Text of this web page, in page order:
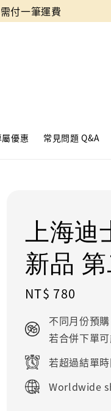
筆運費
優惠 常見問題 Q&A
上海迪
新品
Regular
NT$ 780
不同月份預
若合併下單
若超過結單
Worldwide